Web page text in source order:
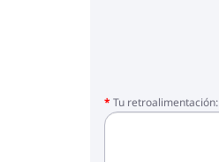
Tu retroalimentación: